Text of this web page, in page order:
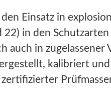
Einsatz in
in den
auch in
kalibriert